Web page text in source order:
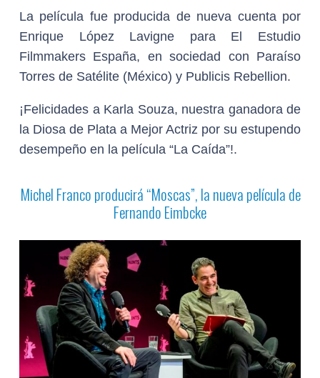
La película fue producida de nueva cuenta por
Enrique López Lavigne para El Estudio
Filmmakers España, en sociedad con Paraíso
Torres de Satélite (México) y Publicis Rebellion.
¡Felicidades a Karla Souza, nuestra ganadora de
la Diosa de Plata a Mejor Actriz por su estupendo
desempeño en la película “La Caída”!.
Michel Franco producirá “Moscas”, la nueva película de
Fernando Eimbcke